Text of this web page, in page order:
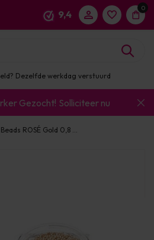
9,4
0
Dezelfde werkdag verstuurd
Gezocht! Solliciteer nu
ROSÉ Gold 0,8 ...